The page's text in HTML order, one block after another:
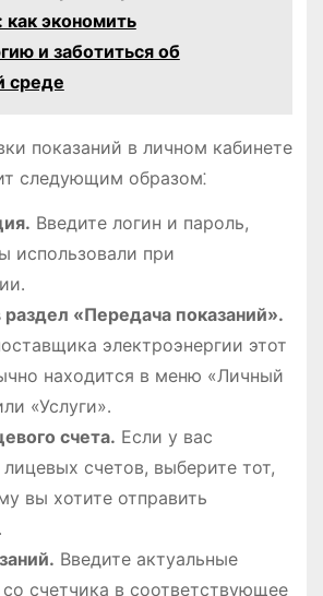
экономить
и заботиться об
среде
показаний в личном кабинете
следующим образом⁚
Введите логин и пароль,
использовали при
«Передача показаний»․
электроэнергии этот
находится в меню «Личный
«Услуги»․
счета․ Если у вас
счетов, выберите тот,
вы хотите отправить
Введите актуальные
со счетчика в соответствующее